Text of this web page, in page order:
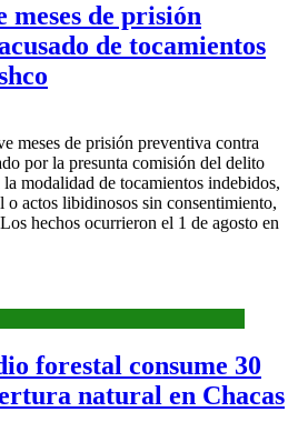
meses de prisión
de tocamientos
meses de prisión preventiva contra
por la presunta comisión del delito
modalidad de tocamientos indebidos,
o actos libidinosos sin consentimiento,
hechos ocurrieron el 1 de agosto en
forestal consume 30
natural en Chacas